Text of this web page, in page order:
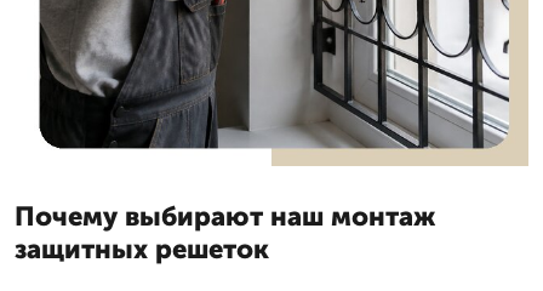
Почему выбирают наш монтаж
защитных решеток